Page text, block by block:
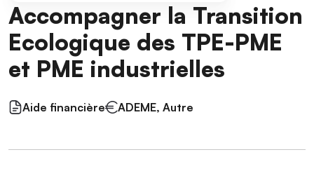
Accompagner la Transition
Ecologique des TPE-PME
et PME industrielles
Aide financière ADEME, Autre